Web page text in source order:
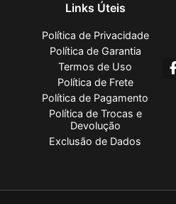
Links Úteis
Política de Privacidade
Política de Garantia
Termos de Uso
Política de Frete
Política de Pagamento
Política de Trocas e
Devolução
Exclusão de Dados